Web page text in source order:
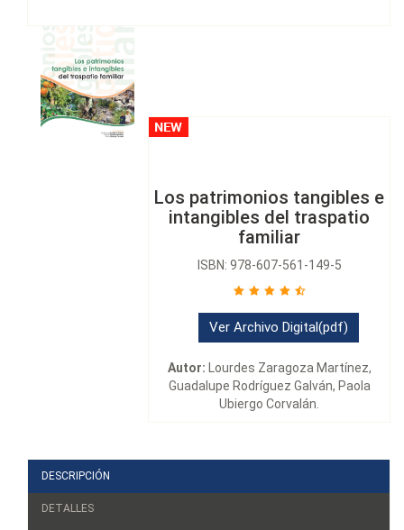
Los patrimonios tangibles e
intangibles del traspatio
familiar
ISBN: 978-607-561-149-5
Ver Archivo Digital(pdf)
Autor: Lourdes Zaragoza Martínez,
Guadalupe Rodríguez Galván, Paola
Ubiergo Corvalán.
DESCRIPCIÓN
DETALLES